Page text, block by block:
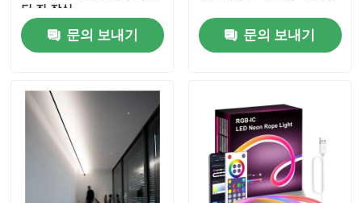
연락처
뉴스
견적 요청
LED 네온사인 스트립 라이트
딩 집 장식
문의 보내기 문의 보내기